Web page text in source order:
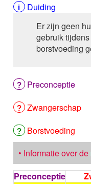
ALFA-1-
ALFUZOSINE
ALGELDRAAT
ALGELDRAAT /
CARBONAAT
ALGLUCOSIDASE alfa
ALITRETINOINE
ALIZAPRIDE
ALLOPURINOL
ALMOTRIPTAN
ALOGLIPTINE
Duiding
Er zijn geen
gebruik
borstvoeding
Preconceptie
Zwangerschap
Borstvoeding
• Informatie over de
Preconceptie